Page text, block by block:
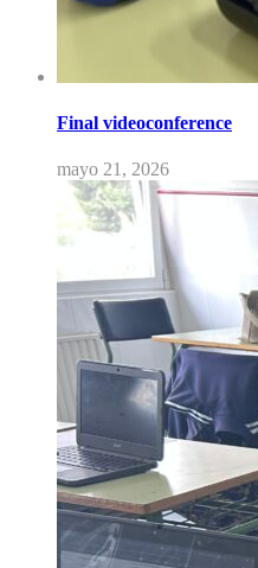
Final videoconference
mayo 21, 2026